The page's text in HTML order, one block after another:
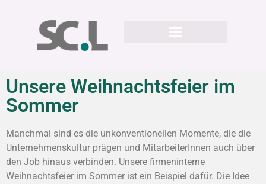
Unsere Weihnachtsfeier im
Sommer
Manchmal sind es die unkonventionellen Momente, die die
Unternehmenskultur prägen und MitarbeiterInnen auch über
den Job hinaus verbinden. Unsere firmeninterne
Weihnachtsfeier im Sommer ist ein Beispiel dafür. Die Idee